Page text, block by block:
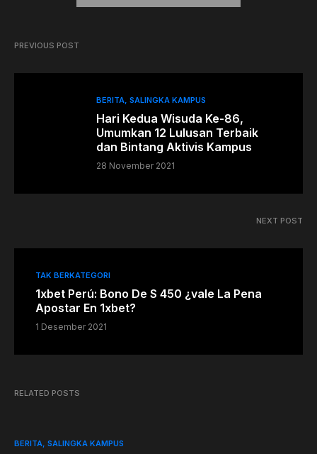
PREVIOUS POST
BERITA SALINGKA KAMPUS
Hari Kedua Wisuda Ke-86,
Umumkan 12 Lulusan Terbaik
dan Bintang Aktivis Kampus
28 November 2021
NEXT POST
TAK BERKATEGORI
1xbet Perú: Bono De S 450 ¿vale La Pena
Apostar En 1xbet?
1 Desember 2021
RELATED POSTS
BERITA SALINGKA KAMPUS